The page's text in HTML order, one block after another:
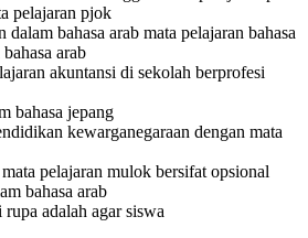
pelajaran pjok
dalam bahasa arab mata pelajaran bahasa
arab
akuntansi di sekolah berprofesi
bahasa jepang
kewarganegaraan dengan mata
pelajaran mulok bersifat opsional
bahasa arab
adalah agar siswa